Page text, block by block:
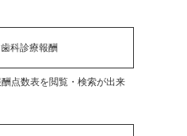
歯科診療報酬
点数表を閲覧・検索が出来